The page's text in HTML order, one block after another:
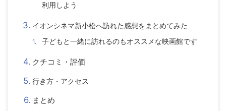
利用しよう
イオンシネマ新小松へ訪れた感想をまとめてみた
子どもと一緒に訪れるのもオススメな映画館です
クチコミ・評価
行き方・アクセス
まとめ